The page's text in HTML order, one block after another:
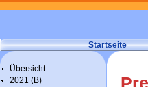
Startseite
Übersicht
2021 (B)